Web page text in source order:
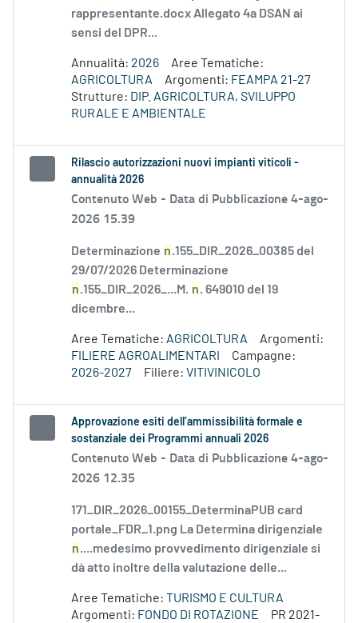
rappresentante.docx Allegato 4a DSAN ai
sensi del DPR...
Annualità: 2026
Aree Tematiche:
AGRICOLTURA
Argomenti: FEAMPA 21-27
Strutture: DIP. AGRICOLTURA, SVILUPPO
RURALE E AMBIENTALE
Rilascio autorizzazioni nuovi impianti viticoli -
annualità 2026
Contenuto Web - Data di Pubblicazione 4-ago-
2026 15.39
Determinazione n.155_DIR_2026_00385 del
29/07/2026 Determinazione
n.155_DIR_2026_...M. n. 649010 del 19
dicembre...
Aree Tematiche: AGRICOLTURA
Argomenti:
FILIERE AGROALIMENTARI
Campagne:
2026-2027
Filiere: VITIVINICOLO
Approvazione esiti dell’ammissibilità formale e
sostanziale dei Programmi annuali 2026
Contenuto Web - Data di Pubblicazione 4-ago-
2026 12.35
171_DIR_2026_00155_DeterminaPUB card
portale_FDR_1.png La Determina dirigenziale
n....medesimo provvedimento dirigenziale si
dà atto inoltre della valutazione delle...
Aree Tematiche: TURISMO E CULTURA
Argomenti: FONDO DI ROTAZIONE
PR 2021-